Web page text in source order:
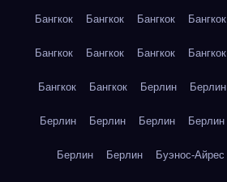
Бангкок Бангкок Бангкок Бангкок
Бангкок Бангкок Бангкок Бангкок
Бангкок Бангкок Берлин Берлин
Берлин Берлин Берлин Берлин
Берлин Берлин Буэнос-Айрес